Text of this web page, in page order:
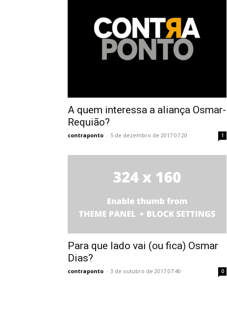
A quem interessa a aliança Osmar-
Requião?
contraponto - 5 de dezembro de 2017 07:20 1
Para que lado vai (ou fica) Osmar
Dias?
contraponto - 3 de outubro de 2017 07:40 0